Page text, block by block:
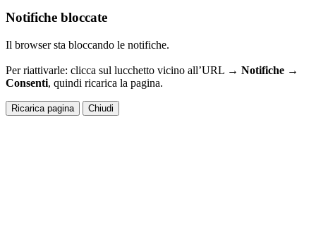
Notifiche bloccate
Il browser sta bloccando le notifiche.
Per riattivarle: clicca sul lucchetto vicino all’URL → Notifiche →
Consenti, quindi ricarica la pagina.
Ricarica pagina Chiudi